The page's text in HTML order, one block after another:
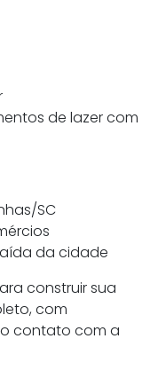
de lazer com
SC
da cidade
construir sua
com
contato com a